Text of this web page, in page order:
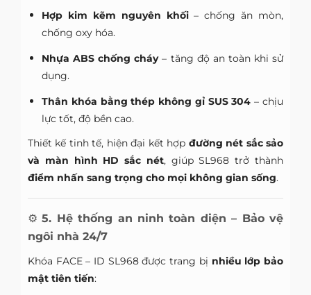
Hợp kim kẽm nguyên khối– chống ăn mòn,
chống oxy hóa.
Nhựa ABS chống cháy– tăng độ an toàn khi sử
dụng.
Thân khóa bằng thép không gỉ SUS 304 – chịu
lực tốt, độ bền cao.
Thiết kế tinh tế, hiện đại kết hợp đường nét sắc sảo
và màn hình HD sắc nét, giúp SL968 trở thành
điểm nhấn sang trọng cho mọi không gian sống.
⚙️5. Hệ thống an ninh toàn diện – Bảo vệ
ngôi nhà 24/7
Khóa FACE – ID SL968 được trang bị nhiều lớp bảo
mật tiên tiến: